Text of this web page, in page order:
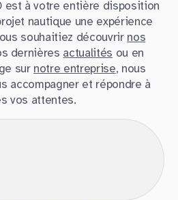
est à votre entière disposition
nautique une expérience
souhaitiez découvrir nos
dernières actualités ou en
sur notre entreprise, nous
accompagner et répondre à
vos attentes.